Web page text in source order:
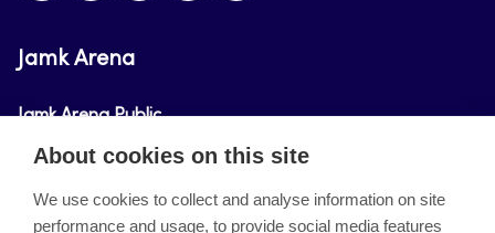
Jamk Arena
Jamk Arena Public
Jamk Arena Pro
About cookies on this site
We use cookies to collect and analyse information on site
performance and usage, to provide social media features